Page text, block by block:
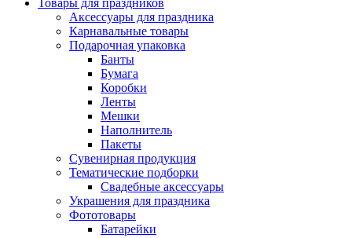
Товары для праздников
Аксессуары для праздника
Карнавальные товары
Подарочная упаковка
Банты
Бумага
Коробки
Ленты
Мешки
Наполнитель
Пакеты
Сувенирная продукция
Тематические подборки
Свадебные аксессуары
Украшения для праздника
Фототовары
Батарейки